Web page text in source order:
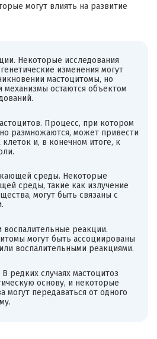
могут влиять на развитие
Некоторые исследования
изменения могут
мастоцитомы, но
механизмы остаются объектом
Процесс, при котором
размножаются, может привести
и, в конечном итоге, к
среды. Некоторые
среды, такие как излучение
могут быть связаны с
воспалительные реакции.
могут быть ассоциированы
воспалительными реакциями.
редких случаях мастоцитоз
основу, и некоторые
могут передаваться от одного